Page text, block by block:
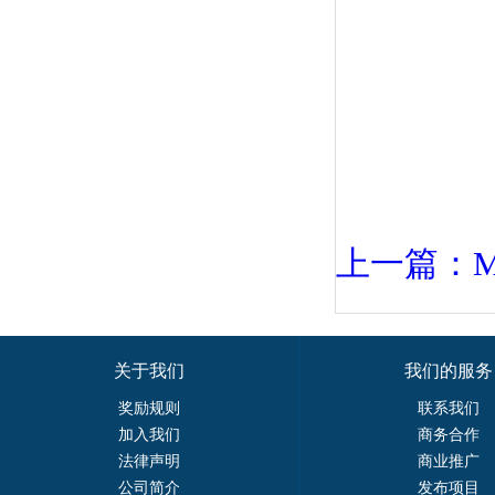
上一篇：
关于我们
奖励规则
加入我们
法律声明
公司简介
我们的服务
联系我们
商务合作
商业推广
发布项目